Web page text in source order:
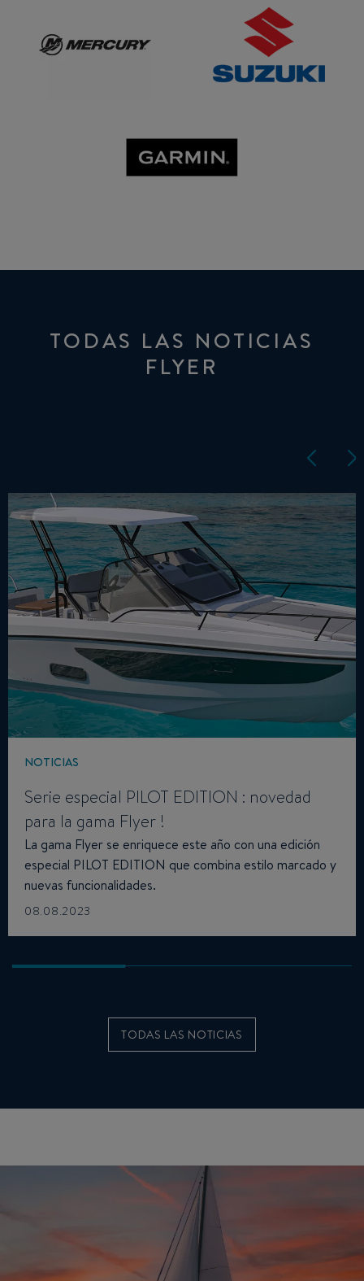
TODAS LAS NOTICIAS
FLYER
NOTICIAS
Serie especial PILOT EDITION : novedad
para la gama Flyer !
La gama Flyer se enriquece este año con una edición
especial PILOT EDITION que combina estilo marcado y
nuevas funcionalidades.
08.08.2023
TODAS LAS NOTICIAS